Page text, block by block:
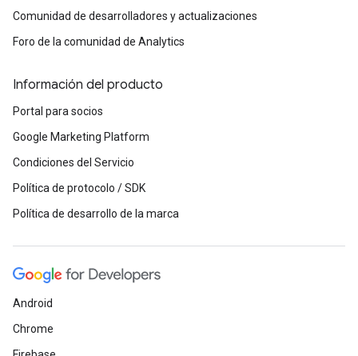
Comunidad de desarrolladores y actualizaciones
Foro de la comunidad de Analytics
Información del producto
Portal para socios
Google Marketing Platform
Condiciones del Servicio
Política de protocolo / SDK
Política de desarrollo de la marca
Android
Chrome